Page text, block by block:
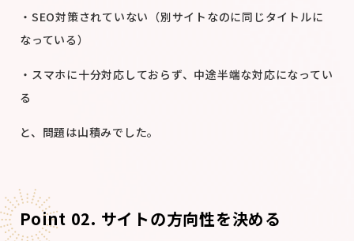
・SEO対策されていない（別サイトなのに同じタイトルに
なっている）
・スマホに十分対応しておらず、中途半端な対応になってい
る
と、問題は山積みでした。
Point 02. サイトの方向性を決める